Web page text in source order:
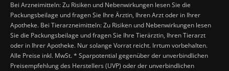
Bei Arzneimitteln: Zu Risiken und Nebenwirkungen lesen Sie die
Packungsbeilage und fragen Sie Ihre Ärztin, Ihren Arzt oder in Ihrer
Apotheke. Bei Tierarzneimitteln: Zu Risiken und Nebenwirkungen lesen
Sie die Packungsbeilage und fragen Sie Ihre Tierärztin, Ihren Tierarzt
oder in Ihrer Apotheke. Nur solange Vorrat reicht. Irrtum vorbehalten.
Alle Preise inkl. MwSt. * Sparpotential gegenüber der unverbindlichen
Preisempfehlung des Herstellers (UVP) oder der unverbindlichen